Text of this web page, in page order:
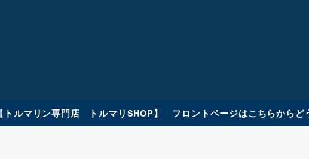
【トルマリン専門店 トルマリSHOP】 フロントページはこちらからど